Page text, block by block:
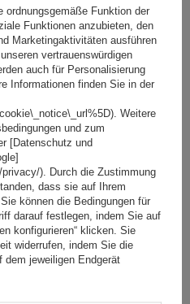
und innovativ. Atera ist der
die WindBarrier-Technologie
verteilt die Luft und
der Fahrt erzeugten
oben am Balken ist immer
Zubehör wie Ski- oder
werden kann.
ordnungsgemäße Funktion der
Funktionen anzubieten, den
Marketingaktivitäten ausführen
vertrauenswürdigen
auch für Personalisierung
Informationen finden Sie in der
Weitere
und zum
[Datenschutz und
). Durch die Zustimmung
dass sie auf Ihrem
können die Bedingungen für
darauf festlegen, indem Sie auf
konfigurieren“ klicken. Sie
widerrufen, indem Sie die
dem jeweiligen Endgerät